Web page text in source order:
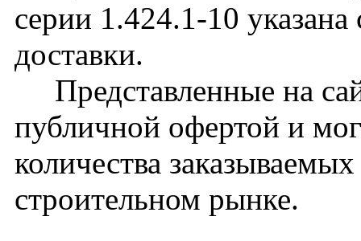
серии 1.424.1-10
доставки.
Представленные на
публичной офертой и
количества
строительном рынке.